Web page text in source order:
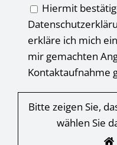
Hiermit
erkläre ich mich
mir gemachten
Kontaktaufnahme
Bitte zeigen Sie,
wählen Sie